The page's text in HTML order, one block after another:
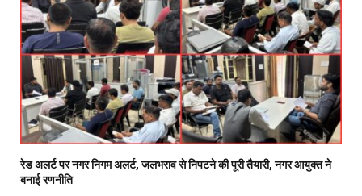
रेड अलर्ट पर नगर निगम अलर्ट, जलभराव से निपटने की पूरी तैयारी, नगर आयुक्त ने
बनाई रणनीति